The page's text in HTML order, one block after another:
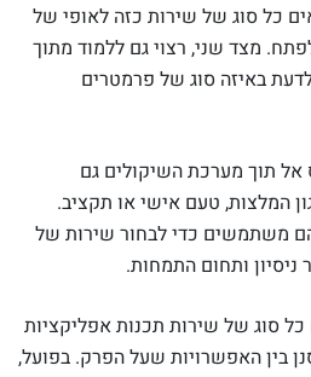
כל סוג של שירות כזה לאופי של
מצד שני, רצוי גם ללמוד מתוך
באיזה סוג של פרמטרים
תוך מערכת השיקולים גם
המלצות, טעם אישי או תקציב.
משתמשים כדי לבחור שירות של
ותחום התמחות.
סוג של שירות תכנות אפליקציות
בין האפשרויות שעל הפרק. בפועל,